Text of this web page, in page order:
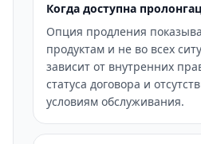
Когда доступна
Опция продления
продуктам и не во всех
зависит от внутренних
статуса договора и
условиям обслуживания.